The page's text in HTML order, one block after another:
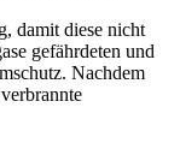
damit diese nicht
gefährdeten und
Nachdem